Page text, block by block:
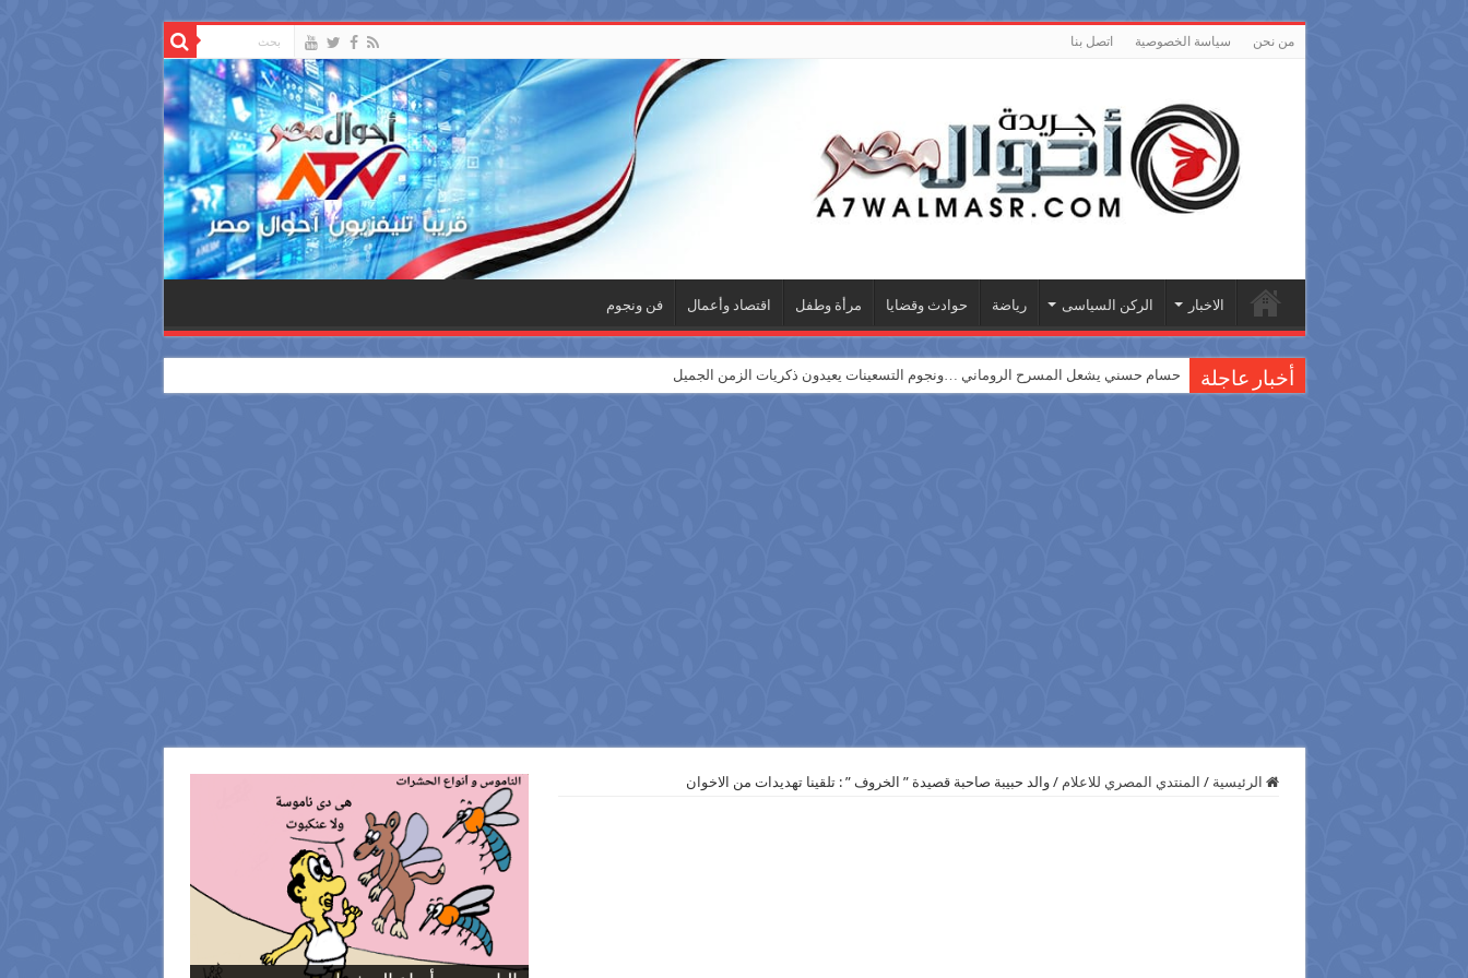
من نحن سياسة الخصوصية اتصل بنا
الاخبار الركن السياسى رياضة حوادث وقضايا مرأة وطفل اقتصاد وأعمال فن ونجوم
أخبار عاجلة حسام حسني يشعل المسرح الروماني …ونجوم التسعينات يعيدون ذكريات الزمن الجميل
الرئيسية / المنتدي المصري للاعلام / والد حبيبة صاحبة قصيدة ” الخروف ” : تلقينا تهديدات من الاخوان